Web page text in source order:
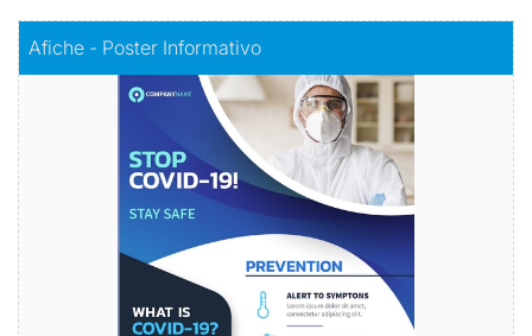
Afiche - Poster Informativo
Información visualmente atractiva
Comprar
Comprar